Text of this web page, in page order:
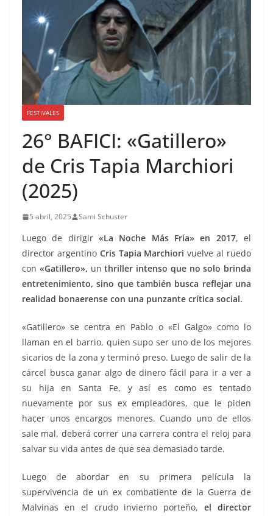
FESTIVALES
26° BAFICI: «Gatillero»
de Cris Tapia Marchiori
(2025)
5 abril, 2025 Sami Schuster
Luego de dirigir «La Noche Más Fría» en 2017, el
director argentinoCris Tapia Marchiori vuelve al ruedo
con «Gatillero», unthriller intenso que no solo brinda
entretenimiento, sino que también busca reflejar una
realidad bonaerense con una punzante crítica social.
«Gatillero» se centra en Pablo o «El Galgo» como lo
llaman en el barrio, quien supo ser uno de los mejores
sicarios de la zona y terminó preso. Luego de salir de la
cárcel busca ganar algo de dinero fácil para ir a ver a
su hija en Santa Fe, y así es como es tentado
nuevamente por sus ex empleadores, que le piden
hacer unos encargos menores. Cuando uno de ellos
sale mal, deberá correr una carrera contra el reloj para
salvar su vida antes de que sea demasiado tarde.
Luego de abordar en su primera película la
supervivencia de un ex combatiente de la Guerra de
Malvinas en el crudo invierno porteño,el director